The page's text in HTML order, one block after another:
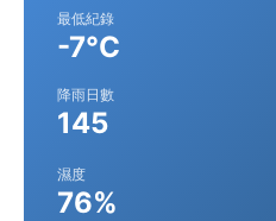
最低紀錄
-7°C
降雨日數
145
濕度
76%